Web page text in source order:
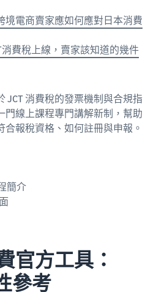
境電商賣家應如何應對日本消費
消費稅上線，賣家該知道的幾件
JCT 消費稅的發票機制與合規指
門線上課程專門講解新制，幫助
合報稅資格、如何註冊與申報。
簡介
官方工具：
參考